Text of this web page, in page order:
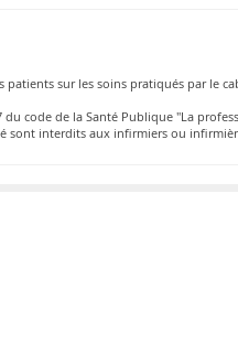
patients sur les soins pratiqués par le
du code de la Santé Publique "La
sont interdits aux infirmiers ou